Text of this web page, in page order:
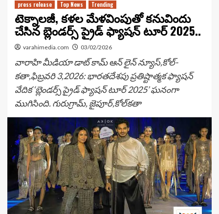
press release
Top News Trending
టెక్నాలజీ, కళల మేళవింపుతో కనువిందు
చేసిన బ్లెండర్స్ ప్రైడ్ ఫ్యాషన్ టూర్ 2025..
varahimedia.com 03/02/2026
వారాహి మీడియా డాట్ కామ్ ఆన్ లైన్ న్యూస్,కోల్­
కతా,ఫిబ్రవరి 3,2026: భారతదేశపు ప్రతిష్టాత్మక ఫ్యాషన్
వేదిక ‘బ్లెండర్స్ ప్రైడ్ ఫ్యాషన్ టూర్ 2025’ ఘనంగా
ముగిసింది. గురుగ్రామ్, జైపూర్,కోల్­కతా